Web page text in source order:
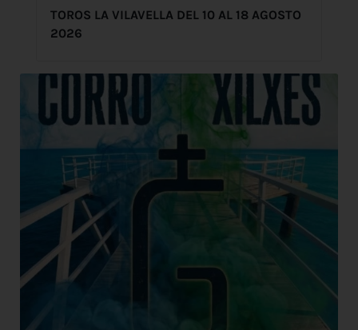
TOROS LA VILAVELLA DEL 10 AL 18 AGOSTO
2026